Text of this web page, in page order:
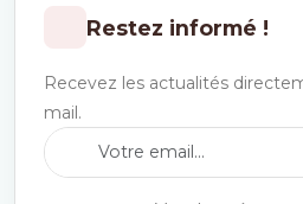
Restez informé !
Recevez les actualités
mail.